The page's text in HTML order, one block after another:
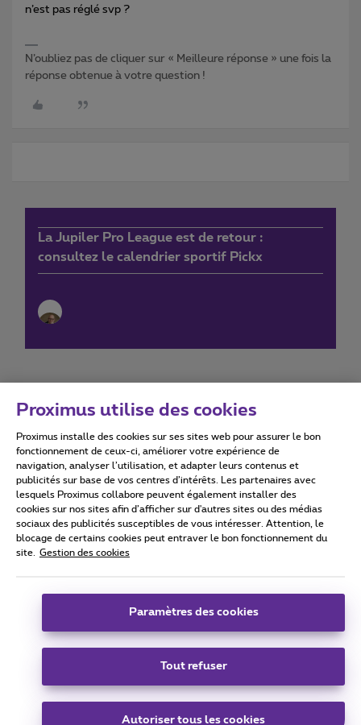
n’est pas réglé svp ?
N’oubliez pas de cliquer sur « Meilleure réponse » une fois la
réponse obtenue à votre question !
La Jupiler Pro League est de retour :
consultez le calendrier sportif Pickx
Conditions d'utilisation Accessibility statement
Tous droits réservés. © 2026 Proximus
Conditions générales, info consommateur
Coordonnées de l’entreprise
Boulevard du Roi Albert II 27 - B-1030 Bruxelles.
Carrier & Wholesale Solutions
|Telindus
Proximus utilise des cookies
Proximus installe des cookies sur ses sites web pour assurer le bon
fonctionnement de ceux-ci, améliorer votre expérience de
navigation, analyser l’utilisation, et adapter leurs contenus et
publicités sur base de vos centres d’intérêts. Les partenaires avec
lesquels Proximus collabore peuvent également installer des
cookies sur nos sites afin d’afficher sur d'autres sites ou des médias
sociaux des publicités susceptibles de vous intéresser. Attention, le
blocage de certains cookies peut entraver le bon fonctionnement du
site.
Gestion des cookies
Paramètres des cookies
Tout refuser
Autoriser tous les cookies